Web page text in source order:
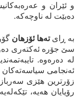
و ئێران و
دەبێت لە ناوچەکە.
بە ڕایتەها ئۆزهان
سێ جۆرە ئەکتەری
لە دەرەوە.
ئەنجامی
زۆرترین هێزی
رۆیایان هەیە،